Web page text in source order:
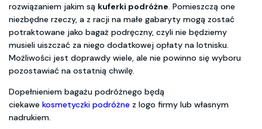
rozwiązaniem jakim są kuferki podróżne. Pomieszczą one
niezbędne rzeczy, a z racji na małe gabaryty mogą zostać
potraktowane jako bagaż podręczny, czyli nie będziemy
musieli uiszczać za niego dodatkowej opłaty na lotnisku.
Możliwości jest doprawdy wiele, ale nie powinno się wyboru
pozostawiać na ostatnią chwilę.
Dopełnieniem bagażu podróżnego będą
ciekawe kosmetyczki podróżne z logo firmy lub własnym
nadrukiem.